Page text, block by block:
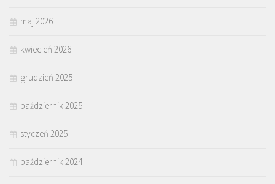
maj 2026
kwiecień 2026
grudzień 2025
październik 2025
styczeń 2025
październik 2024